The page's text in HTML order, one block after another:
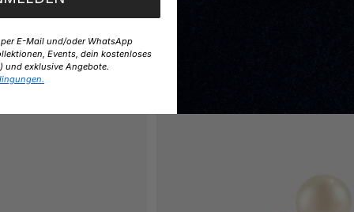
E-Mail und/oder WhatsApp
Events, dein kostenloses
und exklusive Angebote.